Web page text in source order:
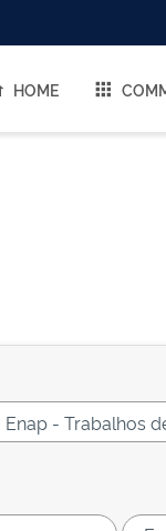
HOME